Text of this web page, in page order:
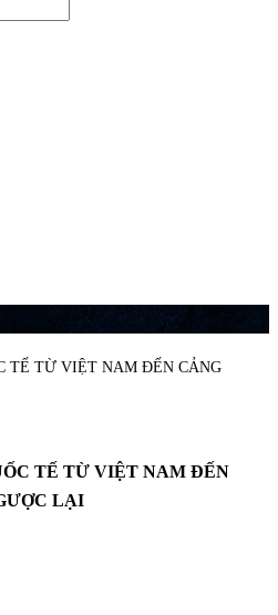
TẾ TỪ VIỆT NAM ĐẾN
LẠI